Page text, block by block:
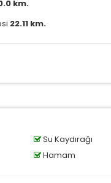
km.
22.11 km.
Su Kaydırağı
Hamam